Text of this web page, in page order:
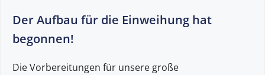
Der Aufbau für die Einweihung hat
begonnen!
Die Vorbereitungen für unsere große